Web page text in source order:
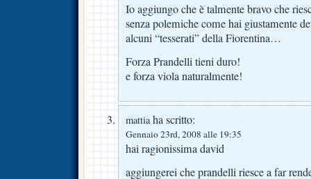
Io aggiungo che è talmente bravo che
senza polemiche come hai giustamente
alcuni “tesserati” della Fiorentina…
Forza Prandelli tieni duro!
e forza viola naturalmente!
mattiaha scritto:
Gennaio 23rd, 2008 alle 19:35
hai ragionissima david
aggiungerei che prandelli riesce a far